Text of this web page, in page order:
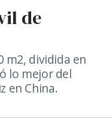
de
m2, dividida en
lo mejor del
en China.